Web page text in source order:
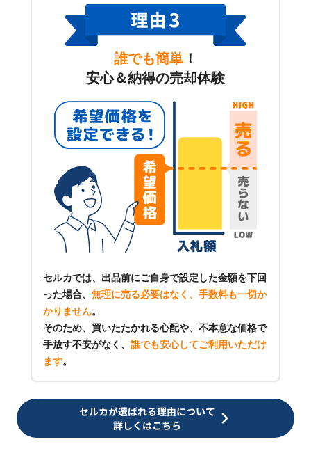
誰でも簡単 ！
安心＆納得の売却体験
セルカでは、出品前にご自身で設定した金額を下回
った場合、 無理に売る必要はなく、手数料も一切か
かりません。
そのため、買いたたかれる心配や、不本意な価格で
手放す不安がなく、 誰でも安心してご利用いただけ
ます。
セルカが選ばれる理由について
詳しくはこちら